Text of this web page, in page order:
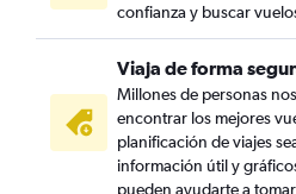
confianza y buscar
Viaja de forma
Millones de personas
encontrar los mejores
planificación de viajes
información útil y
pueden ayudarte a